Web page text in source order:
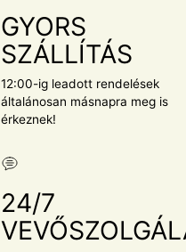
GYORS
SZÁLLÍTÁS
12:00-ig leadott rendelések
általánosan másnapra meg is
érkeznek!
24/7